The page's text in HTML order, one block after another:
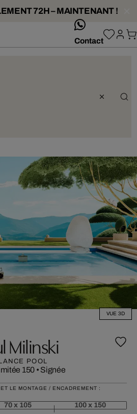
72H – MAINTENANT !
Contact
VUE 3D
Milinski
POOL
150 • Signée
LE MONTAGE / ENCADREMENT :
70 x 105 100 x 150